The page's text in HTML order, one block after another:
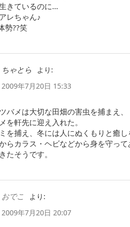
きているのに…
レちゃん♪
勢??笑
ちゃとら
より:
2009年7月20日 15:33
バメは大切な田畑の害虫を捕まえ、
を軒先に迎え入れた。
を捕え、冬には人にぬくもりと癒し
らカラス・ヘビなどから身を守って
たそうです。
おでこ
より:
2009年7月20日 20:07